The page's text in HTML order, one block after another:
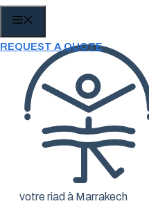
Aller
contenu
REQUEST A QUOTE
votre riad à Marrakech